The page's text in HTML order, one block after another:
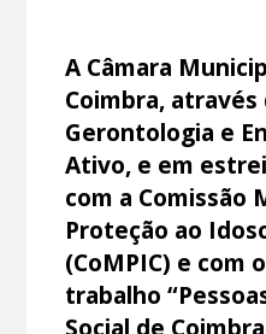
A Câmara
Coimbra,
Gerontologia e
Ativo, e em
com a Comissão
Proteção ao
(CoMPIC) e com
trabalho
Social de